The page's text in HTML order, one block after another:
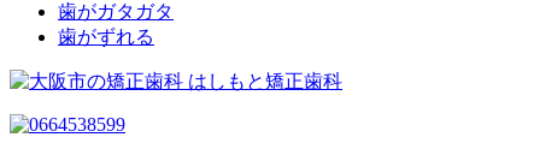
歯がガタガタ
歯がずれる